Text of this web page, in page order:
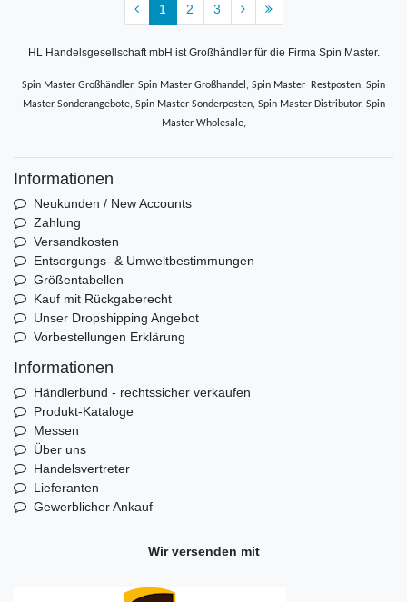
1 2 3
HL Handelsgesellschaft mbH ist Großhändler für die Firma Spin Master.
Spin Master Großhändler, Spin Master Großhandel, Spin Master Restposten, Spin
Master Sonderangebote, Spin Master Sonderposten, Spin Master Distributor, Spin
Master Wholesale,
Informationen
Neukunden / New Accounts
Zahlung
Versandkosten
Entsorgungs- & Umweltbestimmungen
Größentabellen
Kauf mit Rückgaberecht
Unser Dropshipping Angebot
Vorbestellungen Erklärung
Informationen
Händlerbund - rechtssicher verkaufen
Produkt-Kataloge
Messen
Über uns
Handelsvertreter
Lieferanten
Gewerblicher Ankauf
Wir versenden mit